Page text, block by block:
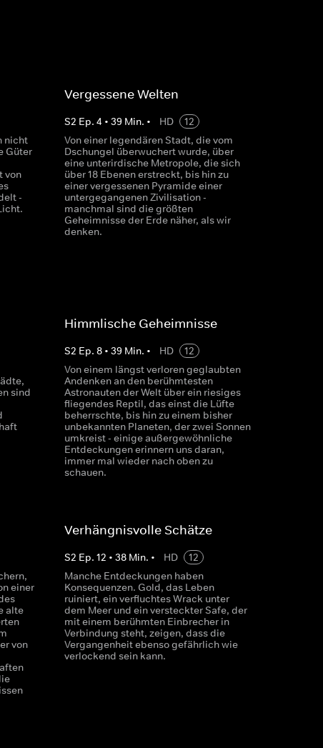
nicht
Güter
von
-
Vergessene Welten
S2 Ep. 4 • 39Min. • HD
12
Von einer legendären Stadt, die vom
Dschungel überwuchert wurde, über
eine unterirdische Metropole, die sich
über 18 Ebenen erstreckt, bis hin zu
einer vergessenen Pyramide einer
untergegangenen Zivilisation -
manchmal sind die größten
Geheimnisse der Erde näher, als wir
denken.
sind
Himmlische Geheimnisse
S2 Ep. 8• 39Min. • HD
12
Von einem längst verloren geglaubten
Andenken an den berühmtesten
Astronauten der Welt über ein riesiges
fliegendes Reptil, das einst die Lüfte
beherrschte, bis hin zu einem bisher
unbekannten Planeten, der zwei Sonnen
umkreist - einige außergewöhnliche
Entdeckungen erinnern uns daran,
immer mal wieder nach oben zu
schauen.
einer
alte
von
Verhängnisvolle Schätze
S2 Ep. 12 • 38Min. • HD
12
Manche Entdeckungen haben
Konsequenzen. Gold, das Leben
ruiniert, ein verfluchtes Wrack unter
dem Meer und ein versteckter Safe, der
mit einem berühmten Einbrecher in
Verbindung steht, zeigen, dass die
Vergangenheit ebenso gefährlich wie
verlockend sein kann.